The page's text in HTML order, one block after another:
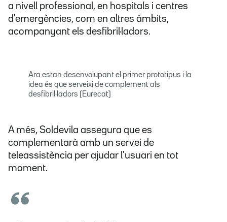
a nivell professional, en hospitals i centres
d'emergències, com en altres àmbits,
acompanyant els desfibril·ladors.
Ara estan desenvolupant el primer prototipus i la
idea és que serveixi de complement als
desfibril·ladors (Eurecat)
A més, Soldevila assegura que es
complementarà amb un servei de
teleassistència per ajudar l'usuari en tot
moment.